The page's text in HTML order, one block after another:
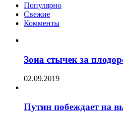
Популярно
Свежие
Комменты
Зона стычек за
02.09.2019
Путин побеждает на